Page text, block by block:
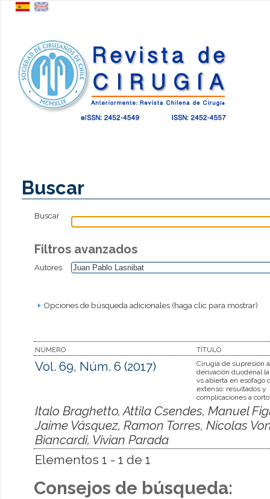
Buscar
Buscar
Filtros avanzados
Autores
Opciones de búsqueda adicionales (haga clic para mostrar)
NÚMERO TÍTULO
Vol. 69, Núm. 6 (2017)
Cirugía de supresión
derivación duodenal
vs abierta en esófago
extenso: resultados y
complicaciones a
Italo Braghetto, Attila Csendes, Manuel
Jaime Vásquez, Ramon Torres, Nicolas
Biancardi, Vivian Parada
Elementos 1 - 1 de 1
Consejos de búsqueda: